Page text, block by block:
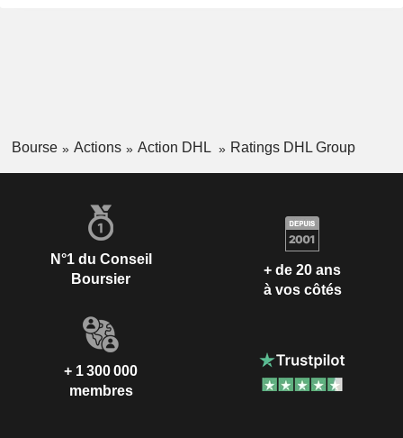
Bourse Actions Action DHL Ratings DHL Group
N°1 du Conseil
Boursier
+ de 20 ans
à vos côtés
+ 1 300 000
membres